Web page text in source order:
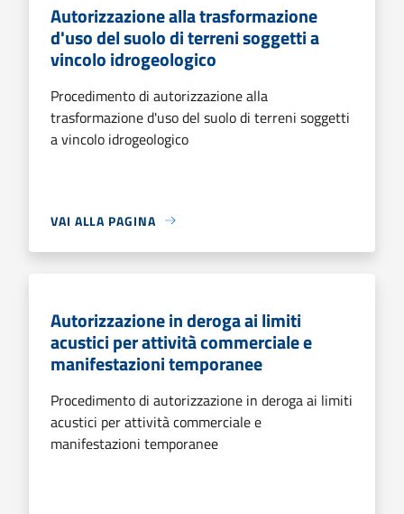
Autorizzazione alla trasformazione
d'uso del suolo di terreni soggetti a
vincolo idrogeologico
Procedimento di autorizzazione alla
trasformazione d'uso del suolo di terreni soggetti
a vincolo idrogeologico
VAI ALLA PAGINA
Autorizzazione in deroga ai limiti
acustici per attività commerciale e
manifestazioni temporanee
Procedimento di autorizzazione in deroga ai limiti
acustici per attività commerciale e
manifestazioni temporanee